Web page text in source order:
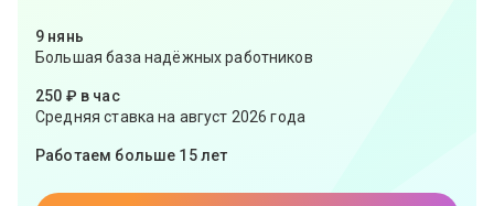
9 нянь
Большая база надёжных работников
250 ₽ в час
Средняя ставка на август 2026 года
Работаем больше 15 лет